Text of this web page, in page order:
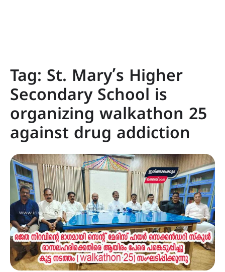
Tag: St. Mary’s Higher
Secondary School is
organizing walkathon 25
against drug addiction